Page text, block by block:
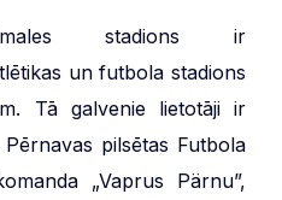
stadions ir
un futbola stadions
Tā galvenie lietotāji ir
pilsētas Futbola
„Vaprus Pärnu”,